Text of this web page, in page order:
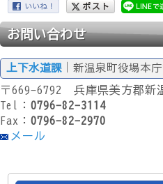
お問い合わせ
上下水道課 ｜新温泉町役場本
〒669-6792 兵庫県美方郡新
Tel： 0796-82-3114
Fax： 0796-82-2970
メール